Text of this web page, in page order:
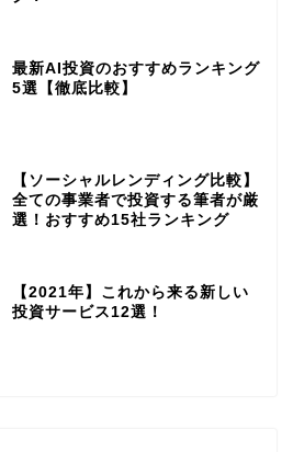
最新AI投資のおすすめランキング
5選【徹底比較】
【ソーシャルレンディング比較】
全ての事業者で投資する筆者が厳
選！おすすめ15社ランキング
【2021年】これから来る新しい
投資サービス12選！